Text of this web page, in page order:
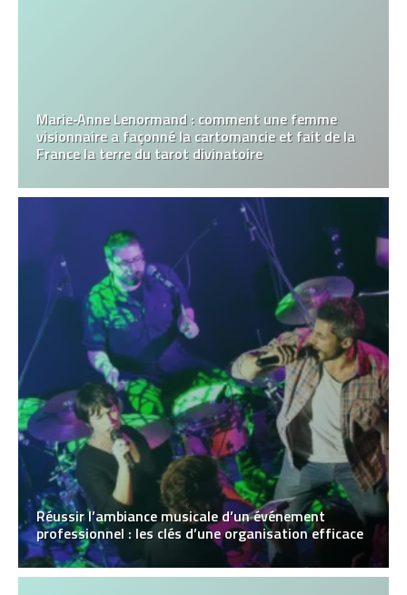
Marie‑Anne Lenormand : comment une femme
visionnaire a façonné la cartomancie et fait de la
France la terre du tarot divinatoire
Réussir l’ambiance musicale d’un événement
professionnel : les clés d’une organisation efficace